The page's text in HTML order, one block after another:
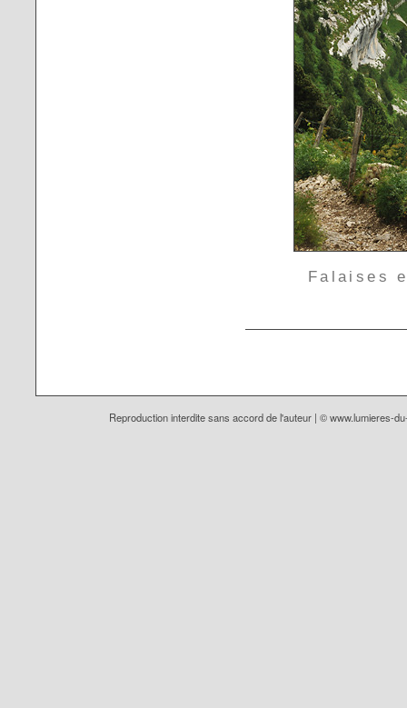
Falaises
Reproduction interdite sans accord de l'auteur | ©www.lumieres-